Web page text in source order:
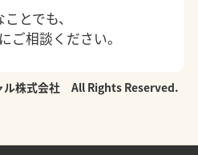
とでも、
ご相談ください。
ル株式会社 All Rights Reserved.